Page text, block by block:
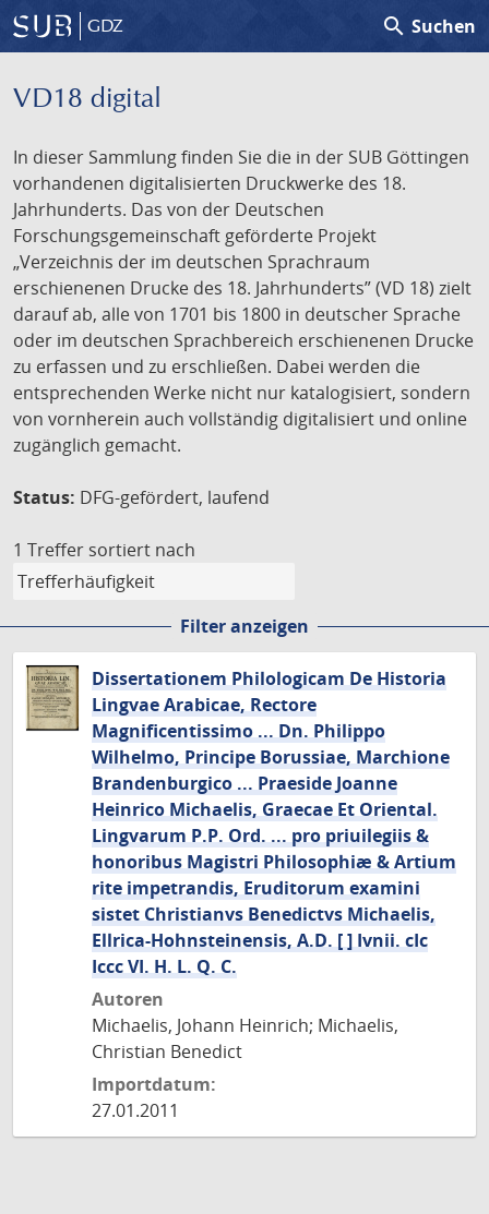
GDZ search Suchen
VD18 digital
In dieser Sammlung finden Sie die in der SUB Göttingen
vorhandenen digitalisierten Druckwerke des 18.
Jahrhunderts. Das von der Deutschen
Forschungsgemeinschaft geförderte Projekt
„Verzeichnis der im deutschen Sprachraum
erschienenen Drucke des 18. Jahrhunderts” (VD 18) zielt
darauf ab, alle von 1701 bis 1800 in deutscher Sprache
oder im deutschen Sprachbereich erschienenen Drucke
zu erfassen und zu erschließen. Dabei werden die
entsprechenden Werke nicht nur katalogisiert, sondern
von vornherein auch vollständig digitalisiert und online
zugänglich gemacht.
Status: DFG-gefördert, laufend
1 Treffer sortiert nach
Filter anzeigen
Dissertationem Philologicam De Historia
Lingvae Arabicae, Rectore
Magnificentissimo ... Dn. Philippo
Wilhelmo, Principe Borussiae, Marchione
Brandenburgico ... Praeside Joanne
Heinrico Michaelis, Graecae Et Oriental.
Lingvarum P.P. Ord. ... pro priuilegiis &
honoribus Magistri Philosophiæ & Artium
rite impetrandis, Eruditorum examini
sistet Christianvs Benedictvs Michaelis,
Ellrica-Hohnsteinensis, A.D. [ ] Ivnii. cIc
Iccc VI. H. L. Q. C.
Autoren
Michaelis, Johann Heinrich; Michaelis,
Christian Benedict
Importdatum:
27.01.2011